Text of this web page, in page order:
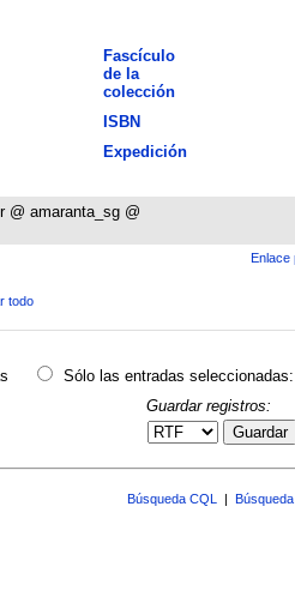
Fascículo
de la
colección
ISBN
Expedición
@ amaranta_sg @
Enlace
todo
Sólo las entradas seleccionadas:
Guardar registros:
Guardar
Búsqueda CQL